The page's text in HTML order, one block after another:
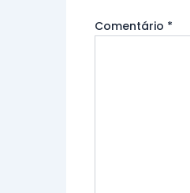
Comentário *